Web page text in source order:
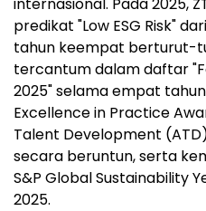
predikat "Low ESG Risk"
tahun keempat berturut-
tercantum dalam daftar
2025" selama empat
Excellence in Practice
Talent Development
secara beruntun, serta
S&P Global Sustainability
2025.